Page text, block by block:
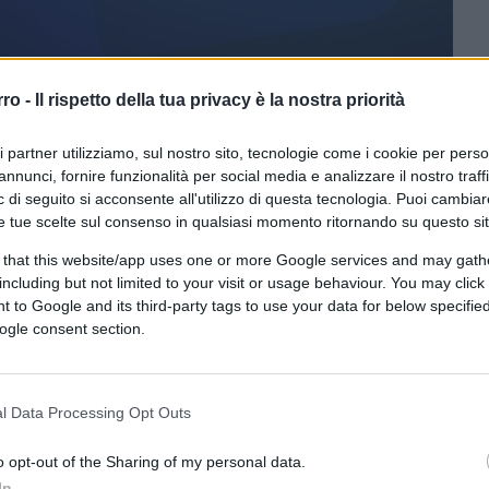
- Il rispetto della tua privacy è la nostra priorità
partner utilizziamo, sul nostro sito, tecnologie come i cookie per
fornire funzionalità per social media e analizzare il nostro
di seguito si acconsente all'utilizzo di questa tecnologia. Puoi
tue scelte sul consenso in qualsiasi momento ritornando su questo
that this website/app uses one or more Google services and may
but not limited to your visit or usage behaviour. You may
to Google and its third-party tags to use your data for below
consent section.
Data Processing Opt Outs
opt-out of the Sharing of my personal data.
su Google CLICCA QUI
del suo pontificato, è il coniglio che
rivoluzionare la Curia vaticana ponendola
L’occasione gliela darà l’agognata fine
del mondo, per ordine del Sommo
di nuovo legalizzati, a
il Papa vuole dimostrareurbi et orbi
magistero è solido e non teme scismi
quasi tutte a sua immagine e